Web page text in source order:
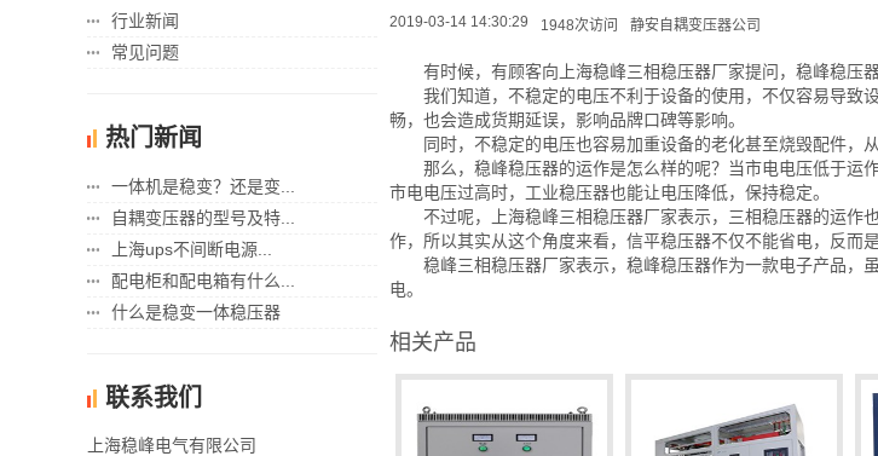
行业新闻
常见问题
热门新闻
一体机是稳变？还是变...
自耦变压器的型号及特...
上海ups不间断电源...
配电柜和配电箱有什么...
什么是稳变一体稳压器
联系我们
上海稳峰电气有限公司
2019-03-14 14:30:29 1948次访问 静安自耦变压器公司
有时候，有顾客向上海稳峰三相稳压器厂家提问，稳峰稳压
我们知道，不稳定的电压不利于设备的使用，不仅容易导致
畅，也会造成货期延误，影响品牌口碑等影响。
同时，不稳定的电压也容易加重设备的老化甚至烧毁配件，
那么，稳峰稳压器的运作是怎么样的呢？当市电电压低于运
市电电压过高时，工业稳压器也能让电压降低，保持稳定。
不过呢，上海稳峰三相稳压器厂家表示，三相稳压器的运作
作，所以其实从这个角度来看，信平稳压器不仅不能省电，反而是
稳峰三相稳压器厂家表示，稳峰稳压器作为一款电子产品，
电。
相关产品